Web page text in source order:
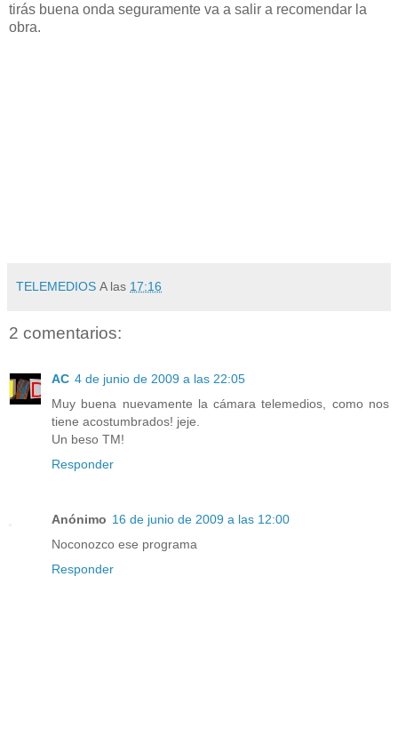
tirás buena onda seguramente va a salir a recomendar la
obra.
TELEMEDIOS A las 17:16
2 comentarios:
AC 4 de junio de 2009 a las 22:05
Muy buena nuevamente la cámara telemedios, como nos
tiene acostumbrados! jeje.
Un beso TM!
Responder
Anónimo 16 de junio de 2009 a las 12:00
Noconozco ese programa
Responder